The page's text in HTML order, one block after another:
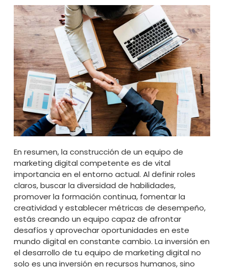
En resumen, la construcción de un equipo de
marketing digital competente es de vital
importancia en el entorno actual. Al definir roles
claros, buscar la diversidad de habilidades,
promover la formación continua, fomentar la
creatividad y establecer métricas de desempeño,
estás creando un equipo capaz de afrontar
desafíos y aprovechar oportunidades en este
mundo digital en constante cambio. La inversión en
el desarrollo de tu equipo de marketing digital no
solo es una inversión en recursos humanos, sino